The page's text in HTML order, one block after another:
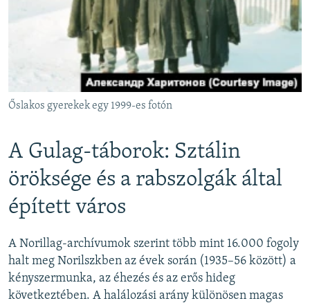
Őslakos gyerekek egy 1999-es fotón
A Gulag-táborok: Sztálin
öröksége és a rabszolgák által
épített város
A Norillag-archívumok szerint több mint 16.000 fogoly
halt meg Norilszkben az évek során (1935–56 között) a
kényszermunka, az éhezés és az erős hideg
következtében. A halálozási arány különösen magas